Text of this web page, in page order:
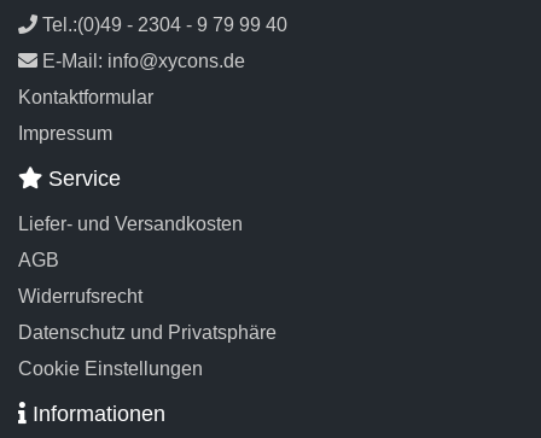
Tel.:(0)49 - 2304 - 9 79 99 40
E-Mail: info@xycons.de
Kontaktformular
Impressum
Service
Liefer- und Versandkosten
AGB
Widerrufsrecht
Datenschutz und Privatsphäre
Cookie Einstellungen
Informationen